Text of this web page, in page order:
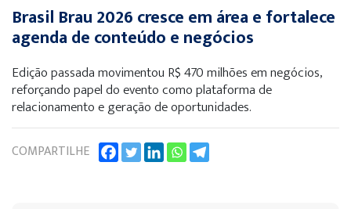
Brasil Brau 2026 cresce em área e fortalece
agenda de conteúdo e negócios
Edição passada movimentou R$ 470 milhões em negócios,
reforçando papel do evento como plataforma de
relacionamento e geração de oportunidades.
COMPARTILHE